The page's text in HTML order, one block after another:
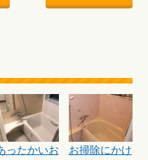
ったかいお
お掃除にかけ